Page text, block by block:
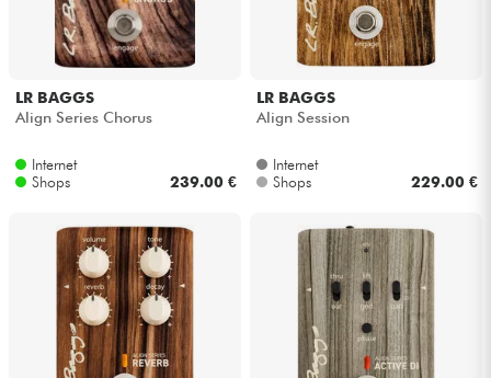
LR BAGGS
Align Series Chorus
Internet
Shops
239.00 €
LR BAGGS
Align Session
Internet
Shops
229.00 €